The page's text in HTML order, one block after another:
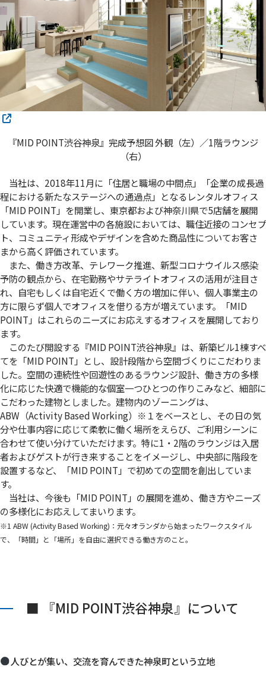
『MID POINT渋谷神泉』完成予想図 外観（左）／1階ラウンジ
（右）
当社は、2018年11月に「住居と職場の中間点」「企業の成長過
程における新たなステージへの通過点」となるレンタルオフィス
「MID POINT」を開業し、東京都および神奈川県で5店舗を展開
しています。現在運営中の各施設においては、職住近接のコンセプ
ト、コミュニティ形成やデザインを含めた商品性についてお客さ
まから高く評価されています。
また、働き方改革、テレワーク推進、新型コロナウイルス感染
予防の観点から、在宅勤務やサテライトオフィスの活用が注目さ
れ、自宅もしくは自宅近くで働く方の増加に伴い、個人事業主の
方に限らず個人でオフィスを借りる方が増えています。「MID
POINT」はこれらのニーズにお応えするオフィスを展開しており
ます。
このたび開設する『MID POINT渋谷神泉』は、新築ビル1棟すべ
てを「MID POINT」とし、設計段階から空間づくりにこだわりま
した。空間の連続性や回遊性のあるラウンジ設計、働き方の多様
化に応じた快適で機能的な個室一つひとつの作りこみなど、細部に
こだわった建物としました。建物内のゾーニングは、
ABW（Activity Based Working） ※１ をベースとし、その日の気
分や仕事内容に応じて柔軟に働く場所をえらび、ご利用シーンに
合わせて使い分けていただけます。特に1・2階のラウンジは入居
者およびゲストが行き来することをイメージし、中央部に階段を
設置するなど、「MID POINT」で初めての空間を創出していま
す。
当社は、今後も「MID POINT」の展開を進め、働き方やニーズ
の多様化にお応えしてまいります。
※1 ABW (Activity Based Working)：元々オランダから始まったワークスタイル
で、「時間」と「場所」を自由に選択できる働き方のこと。
■ 『MID POINT渋谷神泉』について
人びとが集い、交流を育んできた神泉町という立地